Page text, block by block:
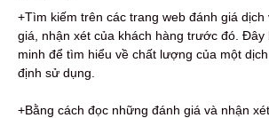
+Tìm kiếm trên các trang web đánh giá dịch
giá, nhận xét của khách hàng trước đó. Đây
minh để tìm hiểu về chất lượng của một
định sử dụng.
+Bằng cách đọc những đánh giá và nhận